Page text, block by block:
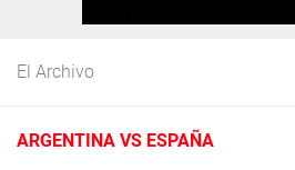
El Archivo
ARGENTINA VS ESPAÑA